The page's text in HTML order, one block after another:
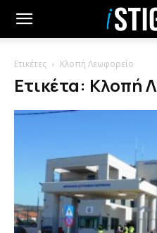
Ετικέτες Κλοπή Λεωφορείο
Ετικέτα: Κλοπή